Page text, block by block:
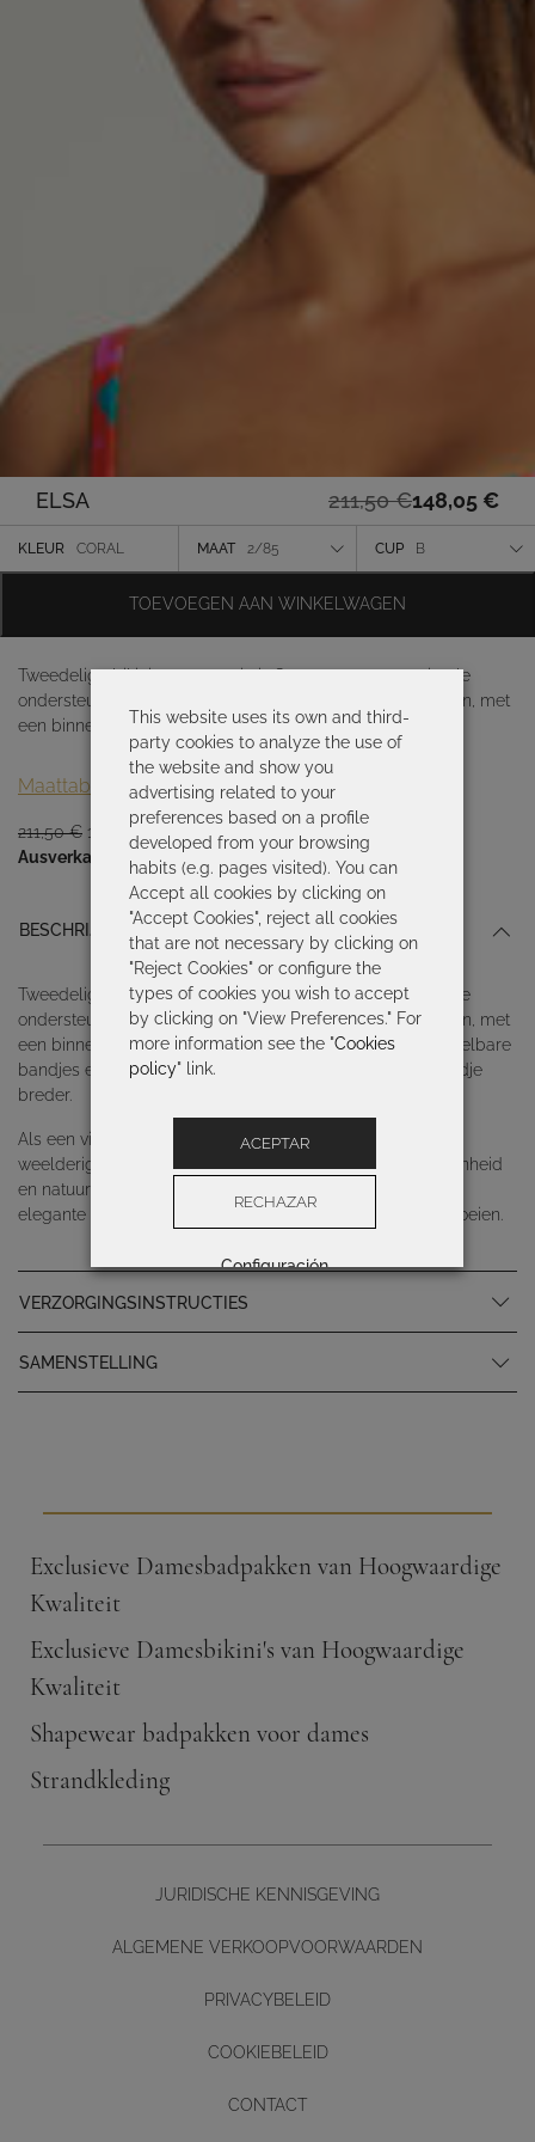
ELSA 211,50€
Oorspronkelijke
prijs
was:
148,05 €
Huidige
prijs
is:
Kleur
KLEUR CORAL MAAT 2/85 CUP B
Tweedelige bikini met capaciteit. Ontworpen om maximale
ondersteuning en comfort te bieden, zelfs in grotere maten, met
een binnencup en
Maattabel
211,50€ Oorspronkelijke
prijs
148,05
prijs
148,05 €.
Ausverkauft
TOEVOEGEN AAN WINKELWAGEN
BESCHRIJVING
Tweedelige bikini met capaciteit. Ontworpen om maximale
ondersteuning en comfort te bieden, zelfs in grotere maten, met
een binnencup en beugel voor extra ondersteuning. Verstelbare
bandjes en naarmate de cup groter wordt, wordt het bandje
breder.
Als een visueel gedicht waarin rozen tot leven komen: de
weelderige energie van een bloeiende tuin, waarin schoonheid
en natuurlijke elegantie samenkomen, krijgt vorm in deze
elegante print die passie viert en vrouwelijkheid laat opbloeien.
VERZORGINGSINSTRUCTIES
SAMENSTELLING
Exclusieve Damesbadpakken van Hoogwaardige
Kwaliteit
Exclusieve Damesbikini's van Hoogwaardige
Kwaliteit
Shapewear badpakken voor dames
Strandkleding
JURIDISCHE KENNISGEVING
ALGEMENE VERKOOPVOORWAARDEN
PRIVACYBELEID
COOKIEBELEID
CONTACT
This website uses its own and third-
party cookies to analyze the use of
the website and show you
advertising related to your
preferences based on a profile
developed from your browsing
habits (e.g. pages visited). You can
Accept all cookies by clicking on
"Accept Cookies", reject all cookies
that are not necessary by clicking on
"Reject Cookies" or configure the
types of cookies you wish to accept
by clicking on "View Preferences." For
more information see the "Cookies
policy" link.
ACEPTAR
RECHAZAR
Configuración